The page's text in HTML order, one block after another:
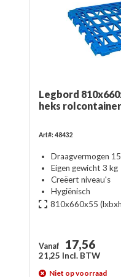
Legbord
heks
Art#: 48432
Draagvermogen
Eigen gewicht 3 kg
Creëert niveau's
Hygiënisch
810x660x55
Vanaf 17,56
21,25 Incl. BTW
Niet op voorraad